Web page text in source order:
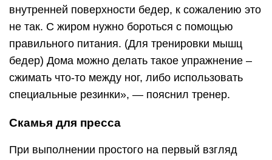
внутренней поверхности бедер, к сожалению это
не так. С жиром нужно бороться с помощью
правильного питания. (Для тренировки мышц
бедер) Дома можно делать такое упражнение –
сжимать что-то между ног, либо использовать
специальные резинки», — пояснил тренер.
Скамья для пресса
При выполнении простого на первый взгляд